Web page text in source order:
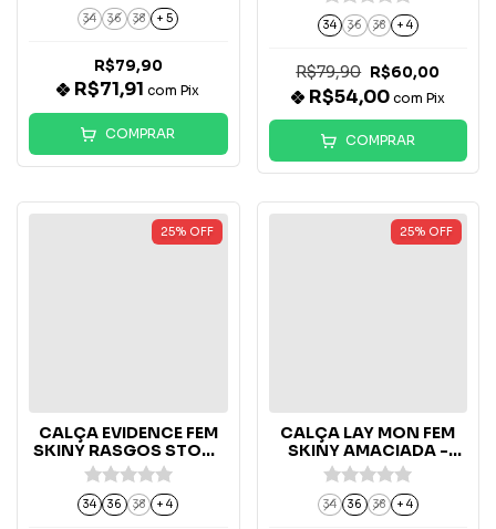
34 36 38 + 5
R$79,90
R$71,91com Pix
COMPRAR
34 36 38 + 4
R$79,90 R$60,00
R$54,00 com Pix
COMPRAR
25% OFF
CALÇA EVIDENCE FEM
SKINY RASGOS STONE
- 2843/2
34 36 38 + 4
25% OFF
CALÇA LAY MON FEM
SKINY AMACIADA -
2840
34 36 38 + 4